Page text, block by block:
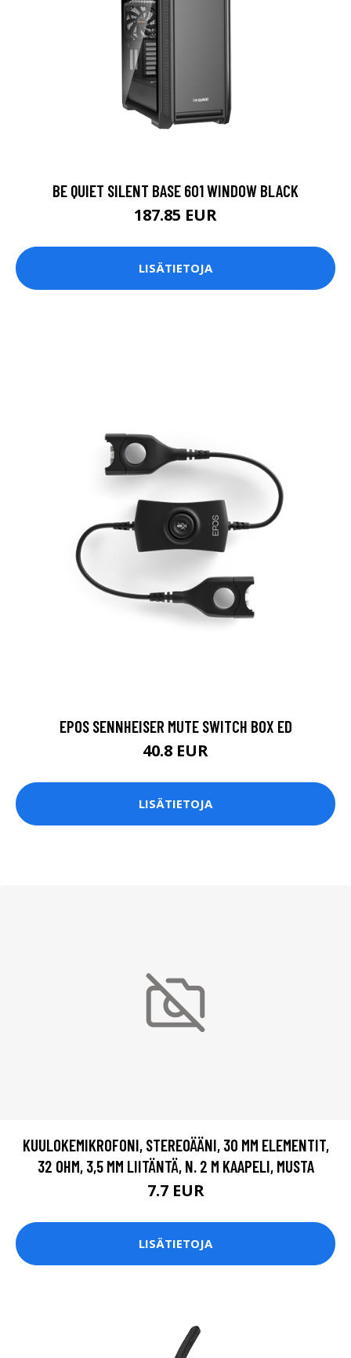
BE QUIET SILENT BASE 601 WINDOW BLACK
187.85 EUR
LISÄTIETOJA
EPOS SENNHEISER MUTE SWITCH BOX ED
40.8 EUR
LISÄTIETOJA
KUULOKEMIKROFONI, STEREOÄÄNI, 30 MM ELEMENTIT,
32 OHM, 3,5 MM LIITÄNTÄ, N. 2 M KAAPELI, MUSTA
7.7 EUR
LISÄTIETOJA